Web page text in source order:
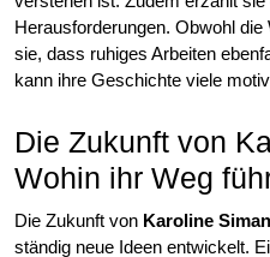
Herausforderungen. Obwohl
sie, dass ruhiges Arbeiten
kann ihre Geschichte viele
Die Zukunft von
Wohin ihr Weg
Die Zukunft von Karoline
ständig neue Ideen entwickelt.